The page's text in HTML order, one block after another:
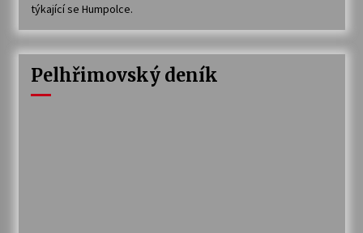
týkající se Humpolce.
Pelhřimovský deník